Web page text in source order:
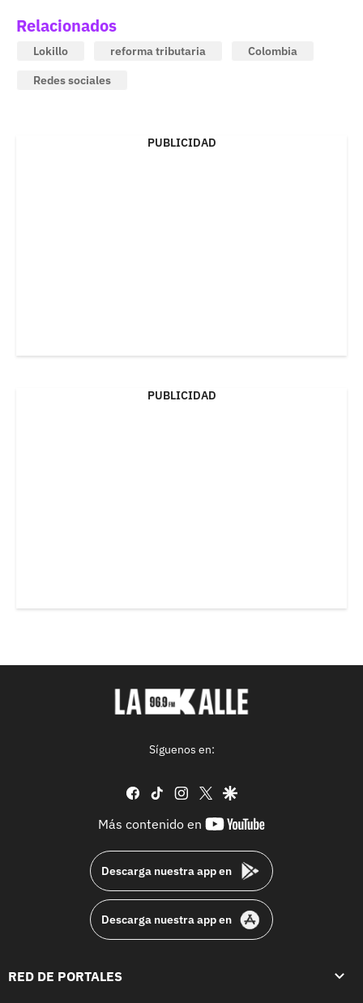
Relacionados
Lokillo reforma tributaria
Colombia
Redes sociales
PUBLICIDAD
PUBLICIDAD
Síguenos en:
facebook
tiktok instagram
twittergoogle
Más contenido en
youtube-
Descarga nuestra app en
Descarga nuestra app en
RED DE PORTALES